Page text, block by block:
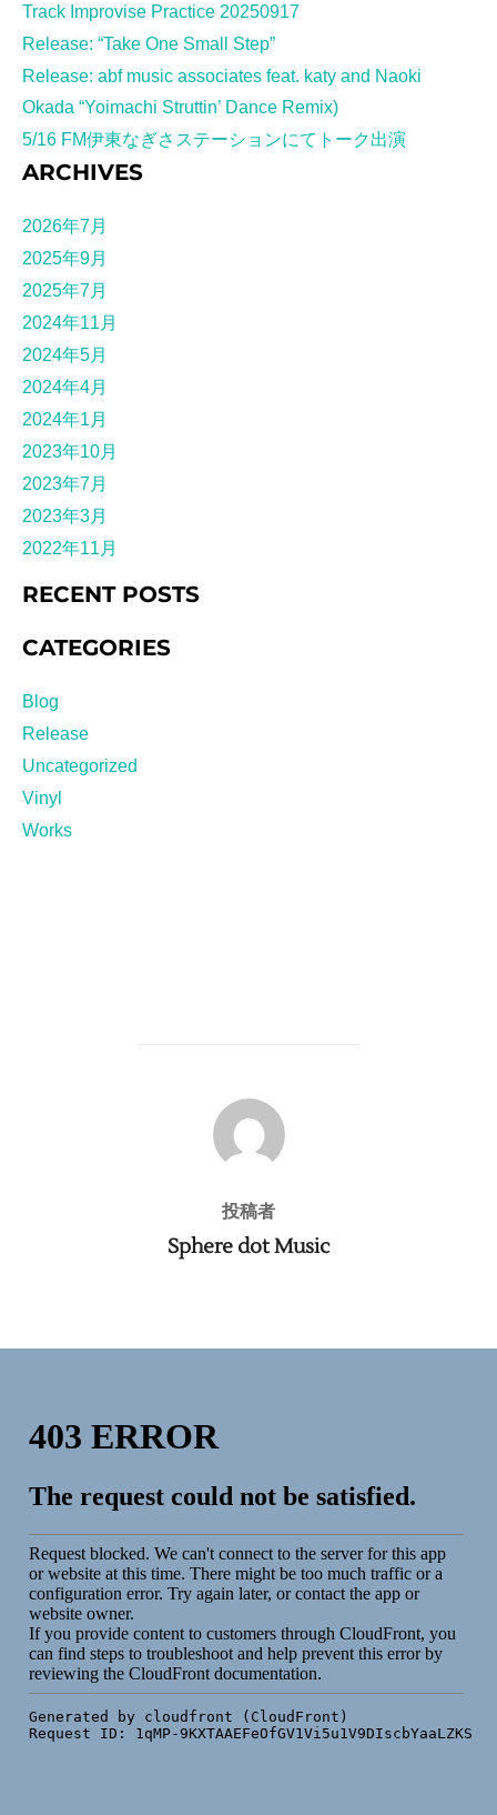
Track Improvise Practice 20250917
Release: “Take One Small Step”
Release: abf music associates feat. katy and Naoki
Okada “Yoimachi Struttin’ Dance Remix)
5/16 FM伊東なぎさステーションにてトーク出演
ARCHIVES
2026年7月
2025年9月
2025年7月
2024年11月
2024年5月
2024年4月
2024年1月
2023年10月
2023年7月
2023年3月
2022年11月
RECENT POSTS
CATEGORIES
Blog
Release
Uncategorized
Vinyl
Works
投稿者
投稿者
Sphere dot Music